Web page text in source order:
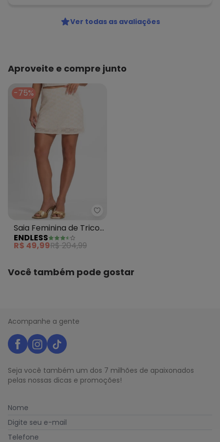
Ver todas as avaliações
Aproveite e compre junto
-75%
Endless - Saia Feminina de
Saia Feminina de Tricot
Bege
ENDLESS
R$ 49,99R$ 204,99
Você também pode gostar
Acompanhe a gente
Seja você também um dos 7 milhões de apaixonados
pelas nossas dicas e promoções!
Nome
Digite seu e-mail
Telefone